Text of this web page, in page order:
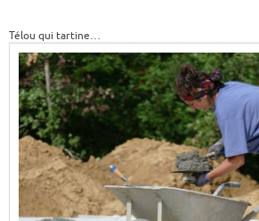
Télou qui tartine…